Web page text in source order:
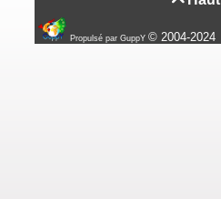
Propulsé par GuppY© 2004-2024